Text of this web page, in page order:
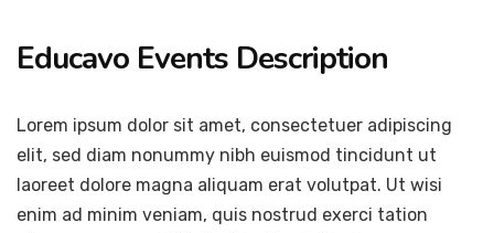
Educavo Events Description
Lorem ipsum dolor sit amet, consectetuer adipiscing
elit, sed diam nonummy nibh euismod tincidunt ut
laoreet dolore magna aliquam erat volutpat. Ut wisi
enim ad minim veniam, quis nostrud exerci tation